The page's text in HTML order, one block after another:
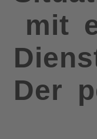
mit
Der